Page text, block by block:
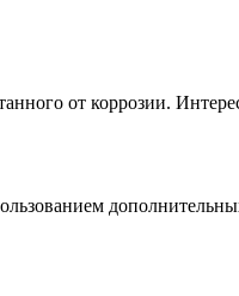
от коррозии.